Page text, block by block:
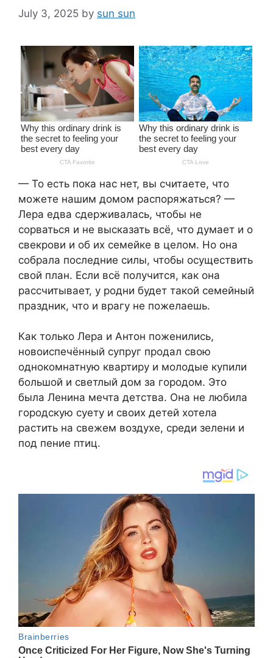
July 3, 2025 by sun sun
— То есть пока нас нет, вы считаете, что
можете нашим домом распоряжаться? —
Лера едва сдерживалась, чтобы не
сорваться и не высказать всё, что думает и о
свекрови и об их семейке в целом. Но она
собрала последние силы, чтобы осуществить
свой план. Если всё получится, как она
рассчитывает, у родни будет такой семейный
праздник, что и врагу не пожелаешь.
Как только Лера и Антон поженились,
новоиспечённый супруг продал свою
однокомнатную квартиру и молодые купили
большой и светлый дом за городом. Это
была Ленина мечта детства. Она не любила
городскую суету и своих детей хотела
растить на свежем воздухе, среди зелени и
под пение птиц.